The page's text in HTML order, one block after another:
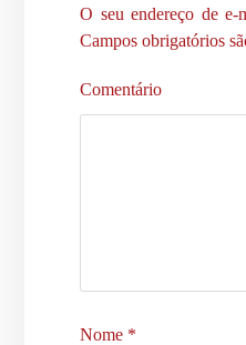
O seu endereço de e-
Campos obrigatórios
Comentário
Nome *